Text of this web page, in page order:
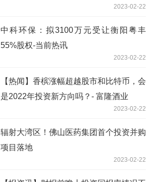
2023-02-22
中科环保：拟3100万元受让衡阳粤丰
55%股权-当前热讯
2023-02-22
【热闻】香槟涨幅超越股市和比特币，会
是2022年投资新方向吗？- 富隆酒业
2023-02-22
辐射大湾区！佛山医药集团首个投资并购
项目落地
2023-02-22